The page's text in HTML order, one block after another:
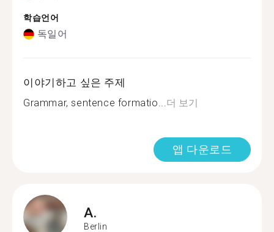
학습언어
독일어
이야기하고 싶은 주제
Grammar, sentence formatio...더 보기
앱 다운로드
A.
Berlin